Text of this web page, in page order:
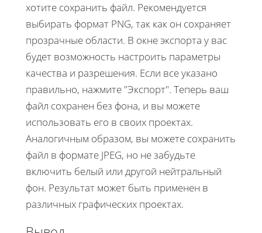
хотите сохранить файл. Рекомендуется
выбирать формат PNG, так как он сохраняет
прозрачные области. В окне экспорта у вас
будет возможность настроить параметры
качества и разрешения. Если все указано
правильно, нажмите "Экспорт". Теперь ваш
файл сохранен без фона, и вы можете
использовать его в своих проектах.
Аналогичным образом, вы можете сохранить
файл в формате JPEG, но не забудьте
включить белый или другой нейтральный
фон. Результат может быть применен в
различных графических проектах.